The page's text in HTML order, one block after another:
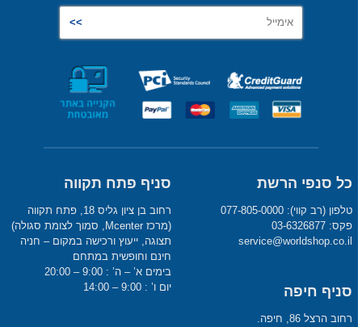
כל סנפי הרשת
טלפון (רב קווי): 077-805-0000
פקס: 03-6326877
service@worldshop.co.il
סניף חיפה
רחוב הרצל 86, חיפה.
סניף פתח תקווה
רחוב בן ציון גליס 18, פתח תקווה
(מרכז Mcenter, סמוך לצומת סגולה)
תצוגה, ייעוץ ורכישה במקום – חניה
חינם וחופשית במתחם
בימים א’ – ה’ : 9:00 – 20:00
יום ו’ : 9:00 – 14:00